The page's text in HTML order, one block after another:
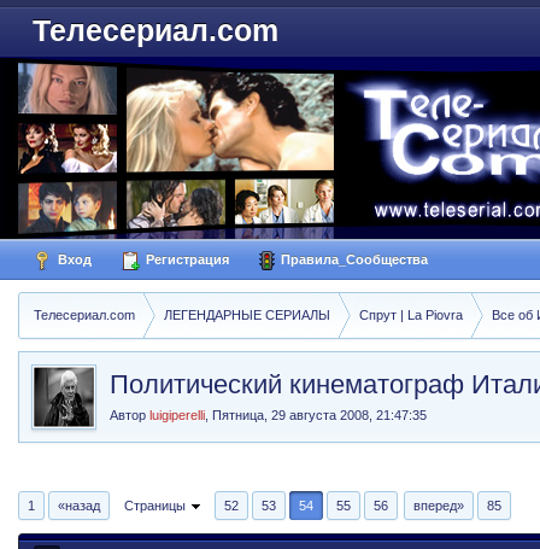
Телесериал.com
Вход Регистрация Правила_Сообщества
Телесериал.com ЛЕГЕНДАРНЫЕ СЕРИАЛЫ Спрут | La Piovra Все об
Политический кинематограф
Авторluigiperelli ,Пятница, 29 августа 2008, 21:47:35
1 «назад Страницы 52 53 54 55 56 вперед» 85